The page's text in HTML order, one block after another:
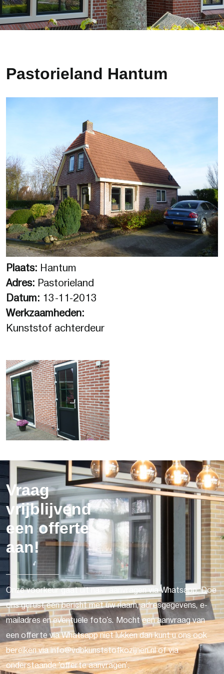
Pastorieland Hantum
Plaats: Hantum
Adres: Pastorieland
Datum: 13-11-2013
Werkzaamheden:
Kunststof achterdeur
Vraag
vrijblijvend
een offerte
aan!
Onze voorkeur gaat uit naar aanvragen via Whatsapp. Doe
ons gerust een bericht met uw naam, adresgegevens, e-
mailadres en eventuele foto's. Mocht een aanvraag van
een offerte via Whatsapp niet lukken dan kunt u ons ook
bereiken via info@vdbkunststofkozijnen.nl of via
onderstaande 'offerte aanvragen'.